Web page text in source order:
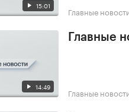
15:01 Главные
14:49
Главные
Главные